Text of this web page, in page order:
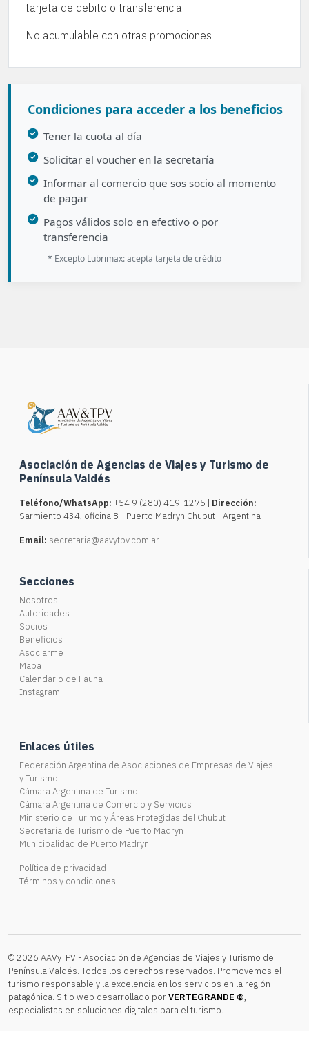
tarjeta de debito o transferencia
No acumulable con otras promociones
Condiciones para acceder a los beneficios
Tener la cuota al día
Solicitar el voucher en la secretaría
Informar al comercio que sos socio al momento
de pagar
Pagos válidos solo en efectivo o por
transferencia
* Excepto Lubrimax: acepta tarjeta de crédito
Asociación de Agencias de Viajes y Turismo de
Península Valdés
Teléfono/WhatsApp: +54 9 (280) 419-1275 | Dirección:
Sarmiento 434, oficina 8 - Puerto Madryn Chubut - Argentina
Email: secretaria@aavytpv.com.ar
Secciones
Nosotros
Autoridades
Socios
Beneficios
Asociarme
Mapa
Calendario de Fauna
Instagram
Enlaces útiles
Federación Argentina de Asociaciones de Empresas de Viajes
y Turismo
Cámara Argentina de Turismo
Cámara Argentina de Comercio y Servicios
Ministerio de Turimo y Áreas Protegidas del Chubut
Secretaría de Turismo de Puerto Madryn
Municipalidad de Puerto Madryn
Política de privacidad
Términos y condiciones
© 2026 AAVyTPV - Asociación de Agencias de Viajes y Turismo de
Península Valdés. Todos los derechos reservados. Promovemos el
turismo responsable y la excelencia en los servicios en la región
patagónica. Sitio web desarrollado porVERTEGRANDE ©,
especialistas en soluciones digitales para el turismo.